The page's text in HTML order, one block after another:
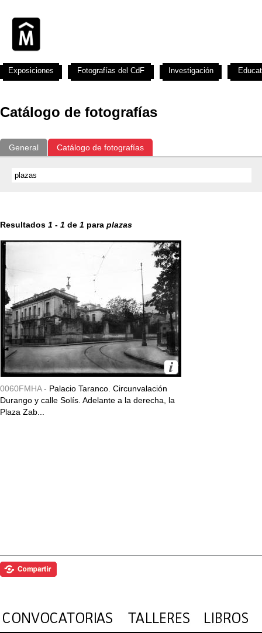
Catálogo de fotografías
General Catálogo de fotografías
Resultados 1 - 1 de 1 para plazas
0060FMHA - Palacio Taranco. Circunvalación
Durango y calle Solís. Adelante a la derecha, la
Plaza Zab...
Exposiciones Fotografías del CdF Investigación